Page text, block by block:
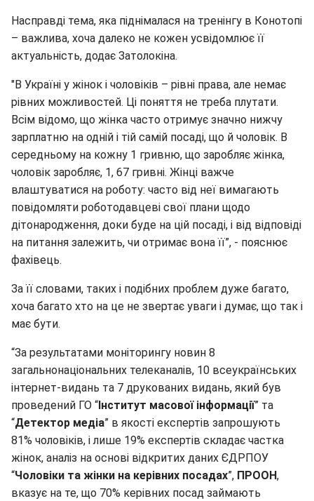
Насправді тема, яка піднімалася на тренінгу в Конотопі
– важлива, хоча далеко не кожен усвідомлює її
актуальність, додає Затолокіна.
"В Україні у жінок і чоловіків – рівні права, але немає
рівних можливостей. Ці поняття не треба плутати.
Всім відомо, що жінка часто отримує значно нижчу
зарплатню на одній і тій самій посаді, що й чоловік. В
середньому на кожну 1 гривню, що заробляє жінка,
чоловік заробляє, 1, 67 гривні. Жінці важче
влаштуватися на роботу: часто від неї вимагають
повідомляти роботодавцеві свої плани щодо
дітонародження, доки буде на цій посаді, і від відповіді
на питання залежить, чи отримає вона її”, - пояснює
фахівець.
За її словами, таких і подібних проблем дуже багато,
хоча багато хто на це не звертає уваги і думає, що так і
має бути.
“За результатами моніторингу новин 8
загальнонаціональних телеканалів, 10 всеукраїнських
інтернет-видань та 7 друкованих видань, який був
проведений ГО “ Інститут масової інформації” та
“Детектор медіа” в якості експертів запрошують
81% чоловіків, і лише 19% експертів складає частка
жінок, аналіз на основі відкритих даних ЄДРПОУ
“Чоловіки та жінки на керівних посадах”, ПРООН,
вказує на те, що 70% керівних посад займають